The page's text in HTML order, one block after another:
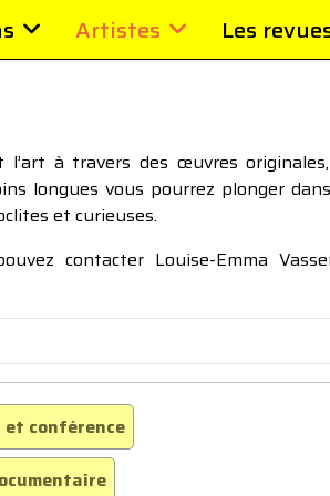
Artistes Les
à travers des œuvres
longues vous pourrez plonger
et curieuses.
contacter Louise-Emma
conférence